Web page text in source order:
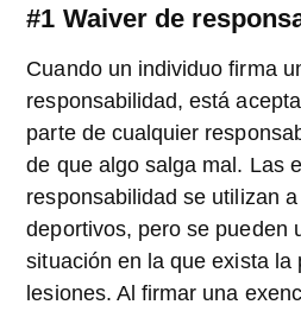
#1 Waiver de
Cuando un individuo firma
responsabilidad, está
parte de cualquier
de que algo salga mal. Las
responsabilidad se utilizan
deportivos, pero se pueden
situación en la que exista la
lesiones. Al firmar una